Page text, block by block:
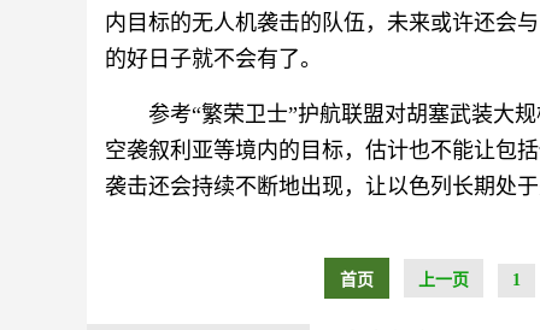
内目标的无人机袭击的队伍，未来或许还会
的好日子就不会有了。
参考“繁荣卫士”护航联盟对胡塞武装大
空袭叙利亚等境内的目标，估计也不能让包
袭击还会持续不断地出现，让以色列长期处
首页 上一页 1